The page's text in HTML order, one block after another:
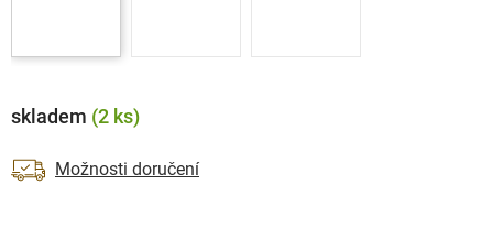
skladem (2 ks)
Možnosti doručení